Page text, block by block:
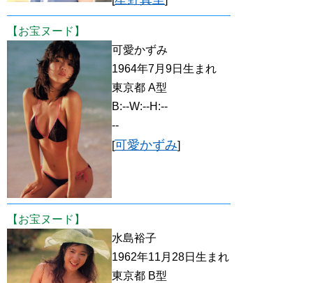
【お宝ヌード】
可愛かずみ
1964年7月9日生まれ
東京都 A型
B:--W:--H:--
--
[可愛かずみ]
【お宝ヌード】
水島裕子
1962年11月28日生まれ
東京都 B型